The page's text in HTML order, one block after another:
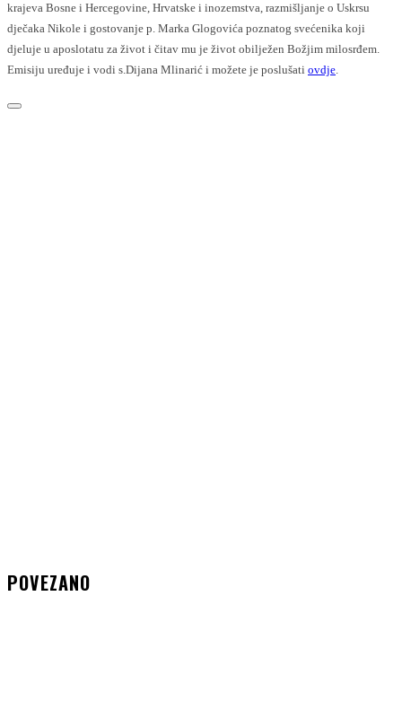
krajeva Bosne i Hercegovine, Hrvatske i inozemstva, razmišljanje o Uskrsu
dječaka Nikole i gostovanje p. Marka Glogovića poznatog svećenika koji
djeluje u aposlotatu za život i čitav mu je život obilježen Božjim milosrđem.
Emisiju uređuje i vodi s.Dijana Mlinarić i možete je poslušati ovdje.
POVEZANO